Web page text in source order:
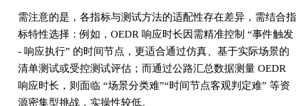
需注意的是，各指标与测试方法的适配性存在差异，需结合指
标特性选择：例如，OEDR 响应时长因需精准控制 “事件触发
- 响应执行” 的时间节点，更适合通过仿真、基于实际场景的
清单测试或受控测试评估；而通过公路汇总数据测量 OEDR
响应时长，则面临 “场景分类难”“时间节点客观判定难” 等资
源密集型挑战，实操性较低。